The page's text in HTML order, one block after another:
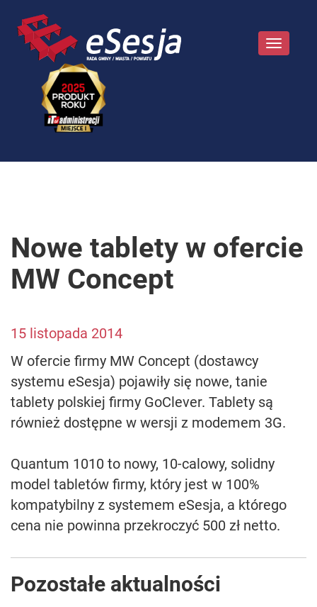
Toggle
Nowe tablety w ofercie
MW Concept
15 listopada 2014
W ofercie firmy MW Concept (dostawcy
systemu eSesja) pojawiły się nowe, tanie
tablety polskiej firmy GoClever. Tablety są
również dostępne w wersji z modemem 3G.
Quantum 1010 to nowy, 10-calowy, solidny
model tabletów firmy, który jest w 100%
kompatybilny z systemem eSesja, a którego
cena nie powinna przekroczyć 500 zł netto.
Pozostałe aktualności